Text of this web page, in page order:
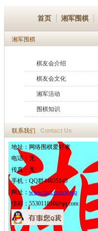
首页 湘军围棋
湘军围棋
棋友会介绍
棋友会文化
湘军活动
围棋知识
联系我们 Contact Us
地址：网络围棋爱好者
电话：无
传真：无
手机：QQ群44635140
网址： www.hxtt.com/xjwq
信箱：553011810@qq.com